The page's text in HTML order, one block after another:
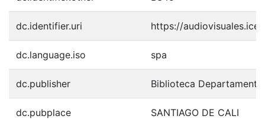
dc.identifier.uri https://
dc.language.iso spa
dc.publisher Biblioteca
dc.pubplace SANTIAGO DE CALI